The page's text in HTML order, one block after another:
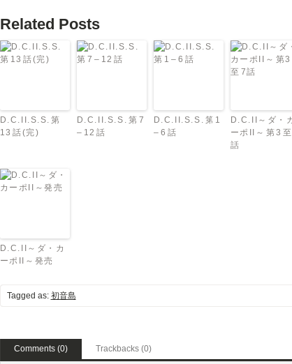
Related Posts
D.C.II.S.S. 第
13 話(完)
D.C.II.S.S. 第 7
– 12 話
D.C.II.S.S. 第 1
– 6 話
D.C.II～ダ・
ーポII～ 第3 至
話
D.C.II～ダ・カ
ーポII～発売
Tagged as: 初音島
Comments (0) Trackbacks (0)